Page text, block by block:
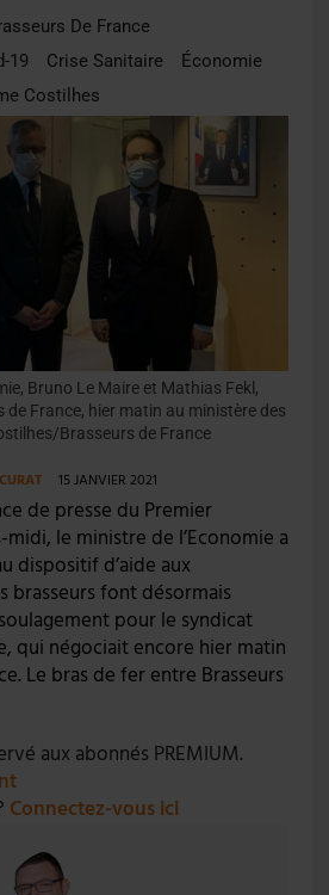
De France
19 Crise Sanitaire
Économie
Costilhes
Bruno Le Maire et Mathias Fekl,
de France, hier matin au ministère des
Brasseurs de France
15 JANVIER 2021
de presse du Premier
le ministre de l’Economie a
dispositif d’aide aux
brasseurs font désormais
pour le syndicat
qui négociait encore hier matin
Le bras de fer entre Brasseurs
aux abonnés PREMIUM.
Connectez-vous ici